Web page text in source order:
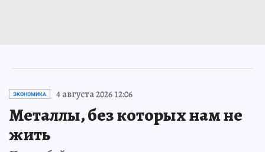
ЭКОНОМИКА 4 августа 2026 12:06
Металлы, без которых нам не
жить